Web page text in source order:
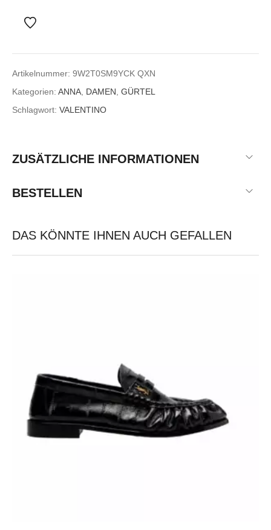
Artikelnummer: 9W2T0SM9YCK QXN
Kategorien: ANNA DAMEN GÜRTEL
Schlagwort: VALENTINO
ZUSÄTZLICHE INFORMATIONEN
BESTELLEN
DAS KÖNNTE IHNEN AUCH GEFALLEN